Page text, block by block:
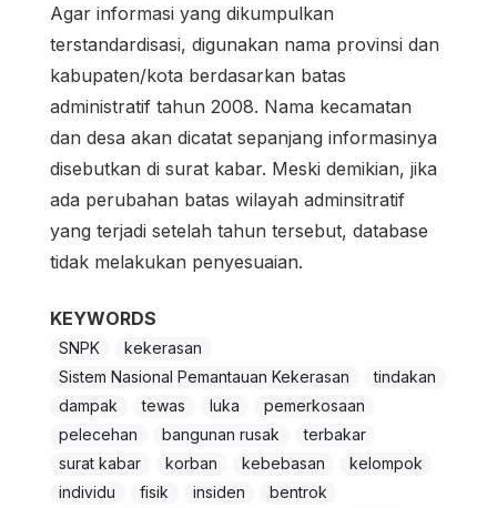
Agar informasi yang dikumpulkan
terstandardisasi, digunakan nama provinsi dan
kabupaten/kota berdasarkan batas
administratif tahun 2008. Nama kecamatan
dan desa akan dicatat sepanjang informasinya
disebutkan di surat kabar. Meski demikian, jika
ada perubahan batas wilayah adminsitratif
yang terjadi setelah tahun tersebut, database
tidak melakukan penyesuaian.
KEYWORDS
SNPK
kekerasan
Sistem Nasional Pemantauan Kekerasan
tindakan
dampak
tewas luka
pemerkosaan
pelecehan
bangunan rusak
terbakar
surat kabar
korban kebebasan
kelompok
individu
fisik insiden
bentrok